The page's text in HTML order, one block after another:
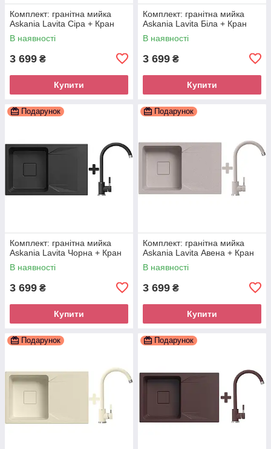
Комплект: гранітна мийка
Askania Lavita Сіра + Кран
В наявності
3 699 ₴
Купити
Комплект: гранітна мийка
Askania Lavita Біла + Кран
В наявності
3 699 ₴
Купити
Подарунок
Комплект: гранітна мийка
Askania Lavita Чорна + Кран
В наявності
3 699 ₴
Купити
Подарунок
Комплект: гранітна мийка
Askania Lavita Авена + Кран
В наявності
3 699 ₴
Купити
Подарунок Подарунок